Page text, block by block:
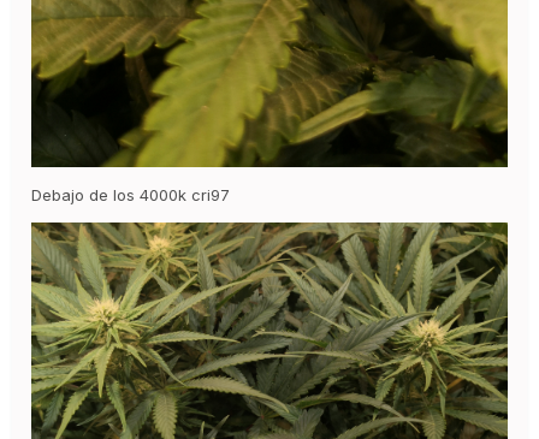
Debajo de los 4000k cri97